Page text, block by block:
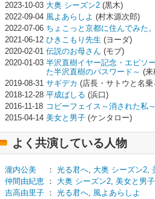
2023-10-03 大奥 シーズン2 (黒木)
2022-09-04 風よあらしよ (村木源次郎)
2022-07-06 ちょこっと京都に住んでみた。
2021-06-12 ひきこもり先生 (ヨーダ)
2020-02-01 伝説のお母さん (モブ)
2020-01-03 半沢直樹イヤー記念・エピソ
た半沢直樹のパスワード～ (来
2019-08-31 サギデカ (店長・サトウと名乗
2018-12-28 平成ばしる (浜口)
2016-11-18 コピーフェイス～消された私～
2015-04-14 美女と男子 (ケンタロー)
よく共演している人物
瀧内公美 ： 光る君へ, 大奥 シーズン2,
仲間由紀恵 ： 大奥 シーズン2, 美女と男子
吉高由里子 ： 光る君へ, 風よあらしよ